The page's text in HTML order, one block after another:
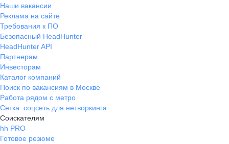
Наши вакансии
Реклама на сайте
Требования к ПО
Безопасный HeadHunter
HeadHunter API
Партнерам
Инвесторам
Каталог компаний
Поиск по вакансиям в Москве
Работа рядом с метро
Сетка: соцсеть для нетворкинга
Соискателям
hh PRO
Готовое резюме